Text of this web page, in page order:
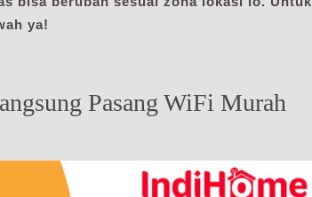
ya!
Pasang WiFi Murah